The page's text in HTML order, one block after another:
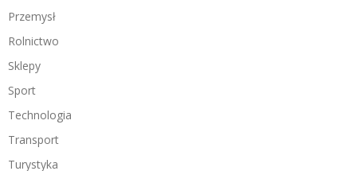
Przemysł
Rolnictwo
Sklepy
Sport
Technologia
Transport
Turystyka